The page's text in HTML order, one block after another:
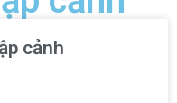
cảnh